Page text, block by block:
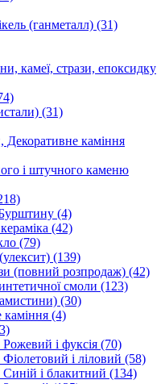
(ганметалл) (31)
камеї, стрази, епоксидку
(31)
каміння
і штучного каменю
(4)
(42)
(79)
(139)
(повний розпродаж) (42)
смоли (123)
(30)
каміння (4)
і фуксія (70)
і ліловий (58)
і блакитний (134)